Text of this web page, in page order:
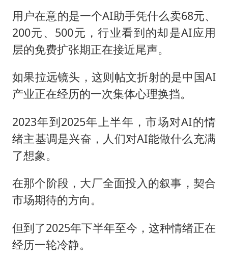
用户在意的是一个AI助手凭什么卖68元、
200元、500元，行业看到的却是AI应用
层的免费扩张期正在接近尾声。
如果拉远镜头，这则帖文折射的是中国AI
产业正在经历的一次集体心理换挡。
2023年到2025年上半年，市场对AI的情
绪主基调是兴奋，人们对AI能做什么充满
了想象。
在那个阶段，大厂全面投入的叙事，契合
市场期待的方向。
但到了2025年下半年至今，这种情绪正在
经历一轮冷静。